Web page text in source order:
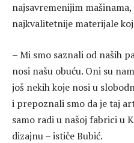
najsavremenijim
najkvalitetnije materijale
– Mi smo saznali od naših
nosi našu obuću. Oni su
još nekih koje nosi u
i prepoznali smo da je taj
samo radi u našoj fabrici u
dizajnu – ističe Bubić.